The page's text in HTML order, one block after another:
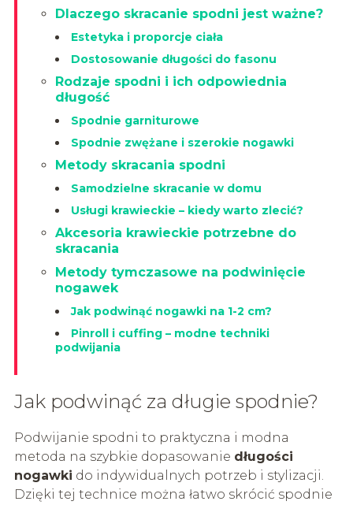
Dlaczego skracanie spodni jest ważne?
Estetyka i proporcje ciała
Dostosowanie długości do fasonu
Rodzaje spodni i ich odpowiednia
długość
Spodnie garniturowe
Spodnie zwężane i szerokie nogawki
Metody skracania spodni
Samodzielne skracanie w domu
Usługi krawieckie – kiedy warto zlecić?
Akcesoria krawieckie potrzebne do
skracania
Metody tymczasowe na podwinięcie
nogawek
Jak podwinąć nogawki na 1-2 cm?
Pinroll i cuffing – modne techniki
podwijania
Jak podwinąć za długie spodnie?
Podwijanie spodni to praktyczna i modna
metoda na szybkie dopasowanie długości
nogawki do indywidualnych potrzeb i stylizacji.
Dzięki tej technice można łatwo skrócić spodnie